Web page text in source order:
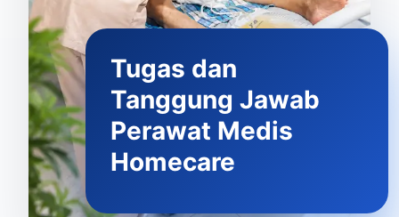
Tugas dan
Tanggung Jawab
Perawat Medis
Homecare